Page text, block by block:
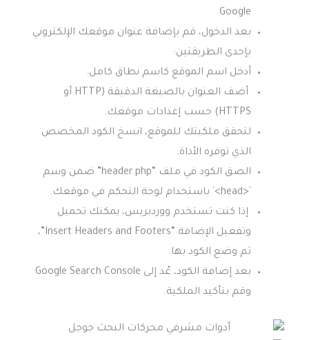
Google.
بعد الدخول، قم بإضافة عنوان موقعك الإلكتروني
بإحدى الطريقتين:
أدخل اسم الموقع كاسم نطاق كامل.
أضف العنوان بالصيغة الدقيقة (HTTP أو
HTTPS) حسب إعدادات موقعك.
لتحقق ملكيتك للموقع، انسخ الكود المخصص
الذي توفره الأداة.
الصق الكود في ملف “header.php” ضمن وسم
`<head>` باستخدام لوحة التحكم في موقعك.
إذا كنت تستخدم ووردبريس، يمكنك تحميل
وتفعيل الإضافة “Insert Headers and Footers”،
ثم وضع الكود بها.
بعد إضافة الكود، عُد إلى Google Search Console
وقم بتأكيد الملكية.